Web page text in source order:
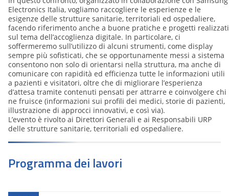
Electronics Italia, vogliamo raccogliere le esperienze e le
esigenze delle strutture sanitarie, territoriali ed ospedaliere,
facendo riferimento anche a buone pratiche e progetti realizzati
sul tema dell’accoglienza digitale. In particolare, ci
soffermeremo sull’utilizzo di alcuni strumenti, come display
sempre più sofisticati, che se opportunamente messi a sistema
consentono non solo di orientarsi nella struttura, ma anche di
comunicare con rapidità ed efficienza tutte le informazioni utili
a pazienti e visitatori, oltre che di migliorare l’esperienza
d’attesa tramite contenuti pensati per attrarre e coinvolgere chi
ne fruisce (informazioni sui profili dei medici, storie di pazienti,
illustrazione di approcci innovativi, e così via).
L’evento è rivolto ai Direttori Generali e ai Responsabili URP
delle strutture sanitarie, territoriali ed ospedaliere.
Programma dei lavori